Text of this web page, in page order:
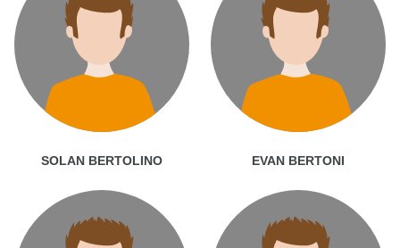
SOLAN BERTOLINO EVAN BERTONI